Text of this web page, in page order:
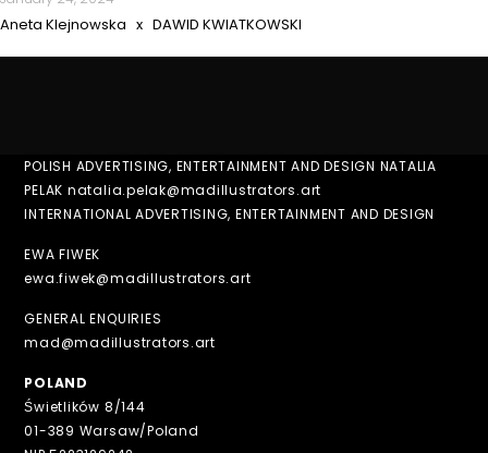
Aneta Klejnowska x DAWID KWIATKOWSKI
POLISH ADVERTISING, ENTERTAINMENT AND DESIGN NATALIA
PELAK natalia.pelak@madillustrators.art
INTERNATIONAL ADVERTISING, ENTERTAINMENT AND DESIGN
EWA FIWEK
ewa.fiwek@madillustrators.art
GENERAL ENQUIRIES
mad@madillustrators.art
POLAND
Świetlików 8/144
01-389 Warsaw/Poland